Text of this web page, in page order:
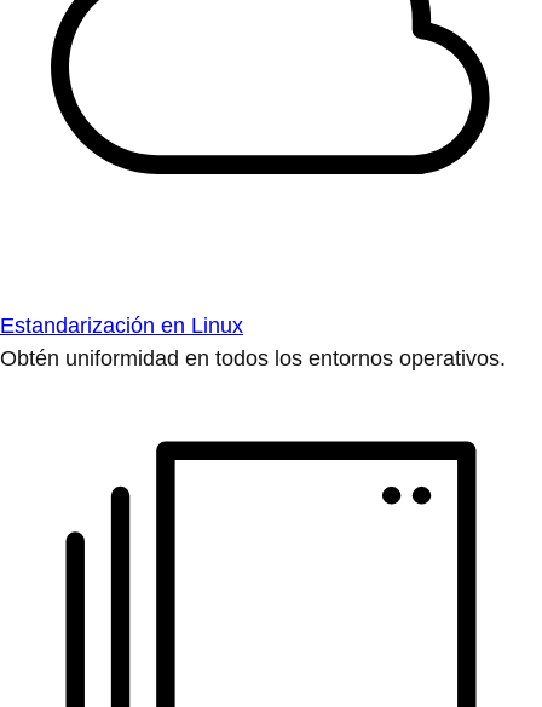
Estandarización en Linux
Obtén uniformidad en todos los entornos operativos.